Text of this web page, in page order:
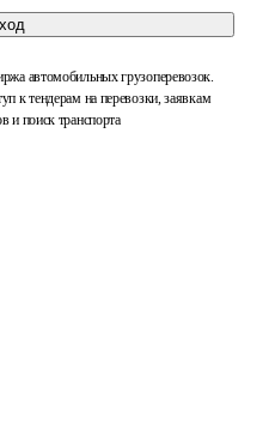
автомобильных грузоперевозок.
к тендерам на перевозки, заявкам
и поиск транспорта